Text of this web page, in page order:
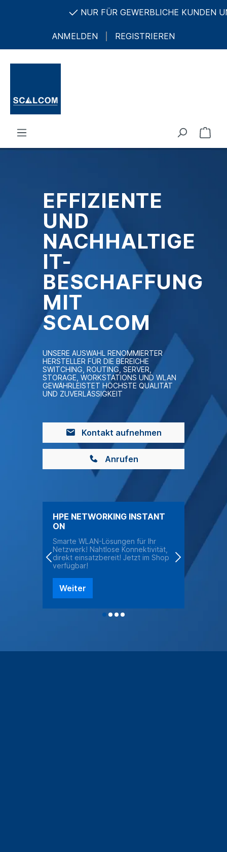
NUR FÜR GEWERBLICHE KUNDEN UND
ANMELDEN REGISTRIEREN
EFFIZIENTE
UND
NACHHALTIGE
IT-
BESCHAFFUNG
MIT
SCALCOM
UNSERE AUSWAHL RENOMMIERTER
HERSTELLER FÜR DIE BEREICHE
SWITCHING, ROUTING, SERVER,
STORAGE, WORKSTATIONS UND WLAN
GEWÄHRLEISTET HÖCHSTE QUALITÄT
UND ZUVERLÄSSIGKEIT
Kontakt aufnehmen
Anrufen
HPE NETWORKING INSTANT
ON
Smarte WLAN-Lösungen für Ihr
Netzwerk! Nahtlose Konnektivität,
direkt einsatzbereit! Jetzt im Shop
verfügbar!
Weiter